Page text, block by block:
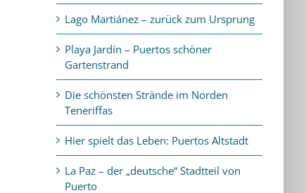
Lago Martiánez – zurück zum Ursprung
Playa Jardín – Puertos schöner
Gartenstrand
Die schönsten Strände im Norden
Teneriffas
Hier spielt das Leben: Puertos Altstadt
La Paz – der „deutsche“ Stadtteil von
Puerto